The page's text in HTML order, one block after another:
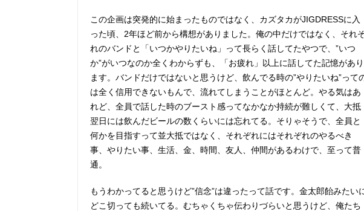
この企画は突発的に始まったものではなく、カズタカがJIGDRESSに入
った頃、2年ほど前から構想がありました。俺の中だけではなく、それ
れのバンドと「いつかやりたいね」って長らく話してたやつで、”いつ
か”がいつなのか全くわからずも、「お疲れ」以上に話してた記憶があり
ます。バンドだけではないと思うけど、飲んでる時の”やりたいね”って
は全く信用できないもんで、流れてしまうことがほとんど。やる気はあ
れど、全員で話した時のブースト感ってなかなか持続が難しくて、大抵
翌日には飲んだビールの数くらいには忘れてる。そりゃそうで、全員と
何かを目指すって並大抵ではなく、それぞれにはそれぞれのやるべき
事、やりたい事、生活、金、時間、友人、仲間があるわけで、至って普
通。
もうわかってると思うけど”信念”は違ったって話です。金太郎飴みたい
どこ切っても続いてる。むちゃくちゃ伝わりづらいと思うけど、俺たち